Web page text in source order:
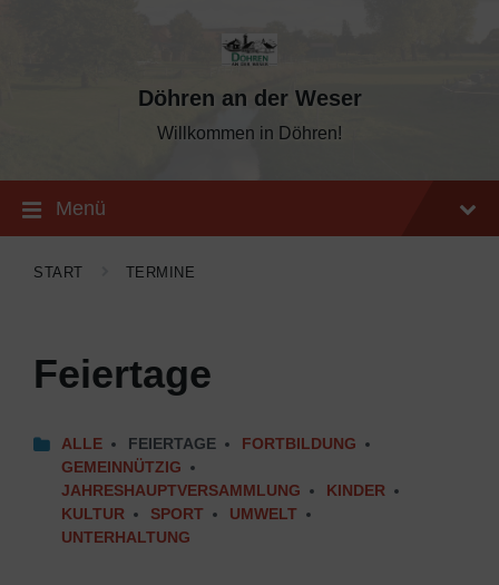
Döhren an der Weser
Willkommen in Döhren!
Menü
START TERMINE
Feiertage
ALLE FEIERTAGE
FORTBILDUNG
GEMEINNÜTZIG
JAHRESHAUPTVERSAMMLUNG
KINDER
KULTUR
SPORT
UMWELT
UNTERHALTUNG